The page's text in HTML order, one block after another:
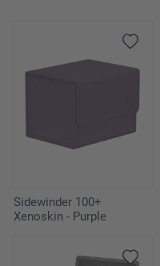
Sidewinder 100+
Xenoskin - Purple